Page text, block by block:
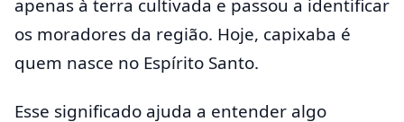
apenas à terra cultivada e passou a identificar
os moradores da região. Hoje, capixaba é
quem nasce no Espírito Santo.
Esse significado ajuda a entender algo